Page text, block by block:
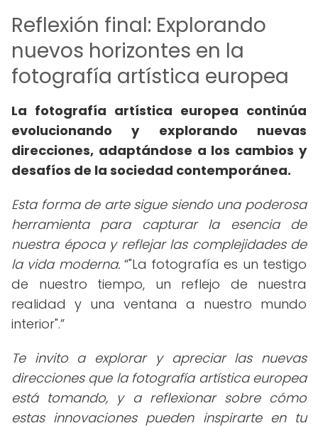
Reflexión final: Explorando
nuevos horizontes en la
fotografía artística europea
La fotografía artística europea continúa
evolucionando y explorando nuevas
direcciones, adaptándose a los cambios y
desafíos de la sociedad contemporánea.
Esta forma de arte sigue siendo una poderosa
herramienta para capturar la esencia de
nuestra época y reflejar las complejidades de
la vida moderna. "La fotografía es un testigo
de nuestro tiempo, un reflejo de nuestra
realidad y una ventana a nuestro mundo
interior".
Te invito a explorar y apreciar las nuevas
direcciones que la fotografía artística europea
está tomando, y a reflexionar sobre cómo
estas innovaciones pueden inspirarte en tu